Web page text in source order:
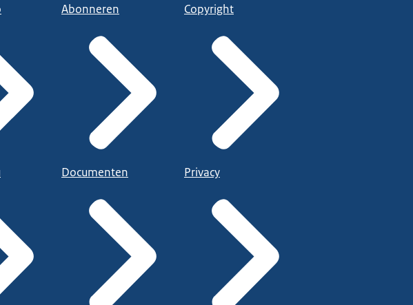
Abonneren
Documenten
Copyright
Privacy